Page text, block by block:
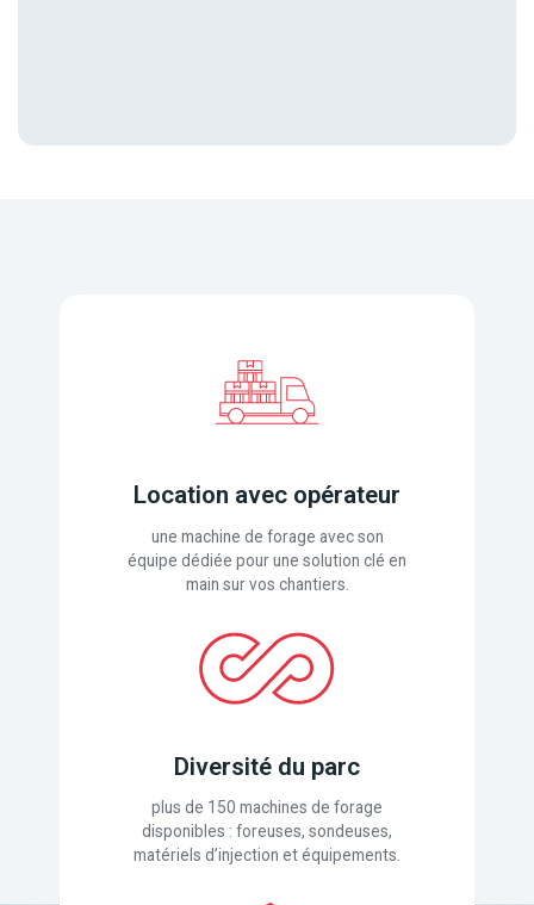
Location avec opérateur
une machine de forage avec son
équipe dédiée pour une solution clé en
main sur vos chantiers.
Diversité du parc
plus de 150 machines de forage
disponibles : foreuses, sondeuses,
matériels d’injection et équipements.